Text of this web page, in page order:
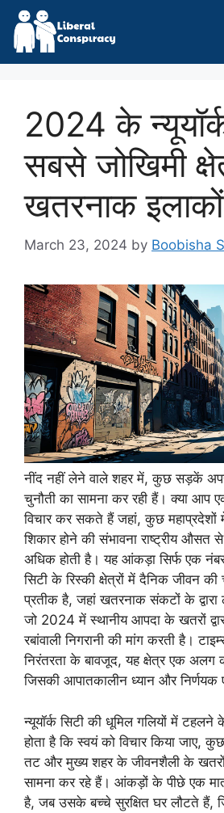
Skip
content
2024 के
सबसे जोखिमी
खतरनाक
March 23, 2024 by Boobisha
नींद नहीं लेने वाले शहर में, कुछ सड़कें
चुनौती का सामना कर रही हैं। क्या आप
विचार कर सकते हैं जहां, कुछ महाप्रदेशों
शिकार होने की संभावना राष्ट्रीय औसत
अधिक होती है। यह आंकड़ा सिर्फ एक नंबर
सिटी के रिस्की क्षेत्रों में दैनिक जीवन
प्रतीक है, जहां खतरनाक संकटों के द्वारा
जो 2024 में स्थानीय आपदा के खतरों
रबांवाली निगरानी की मांग करती है।
निरंतरता के बावजूद, यह क्षेत्र एक अलग
जिसकी आपातकालीन ध्यान और निर्णयक
न्यूयॉर्क सिटी की धूमिल गलियों में टहलने
होता है कि स्वयं को विचार किया जाए,
तट और मुख्य शहर के जीवनशैली के खतरों
सामना कर रहे हैं। आंकड़ों के पीछे एक
है, जब उसके बच्चे सुरक्षित घर लौटते हैं,